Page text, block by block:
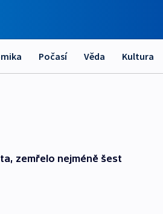
Počasí Věda Kultura
zemřelo nejméně šest